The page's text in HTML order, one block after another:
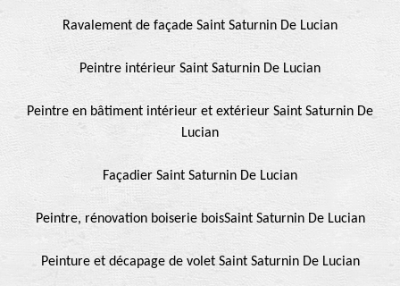
Ravalement de façade Saint Saturnin De Lucian
Peintre intérieur Saint Saturnin De Lucian
Peintre en bâtiment intérieur et extérieur Saint Saturnin De
Lucian
Façadier Saint Saturnin De Lucian
Peintre, rénovation boiserie boisSaint Saturnin De Lucian
Peinture et décapage de volet Saint Saturnin De Lucian